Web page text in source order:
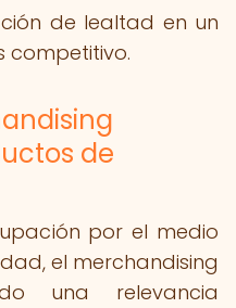
de lealtad en un
competitivo.
de
por el medio
el merchandising
una relevancia